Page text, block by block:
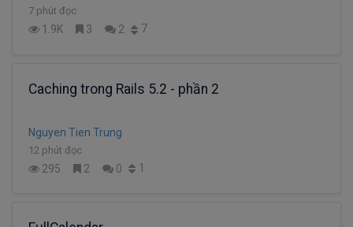
7 phút đọc
1.9K 3 2 7
Caching trong Rails 5.2 - phần 2
Nguyen Tien Trung
12 phút đọc
295 2 0 1